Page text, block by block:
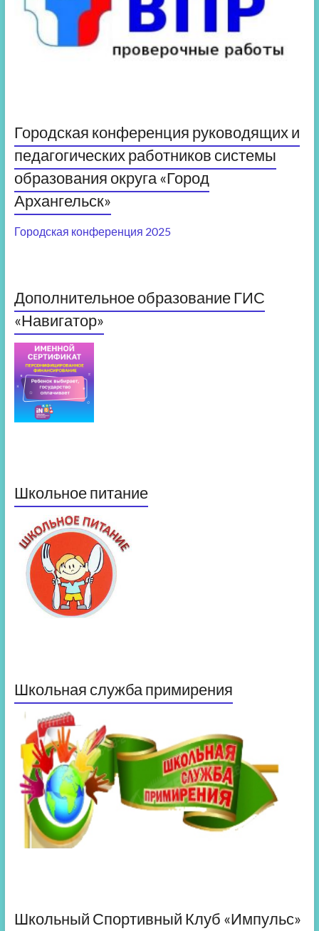
Городская конференция руководящих и
педагогических работников системы
образования округа «Город
Архангельск»
Городская конференция 2025
Дополнительное образование ГИС
«Навигатор»
Школьное питание
Школьная служба примирения
Школьный Спортивный Клуб «Импульс»